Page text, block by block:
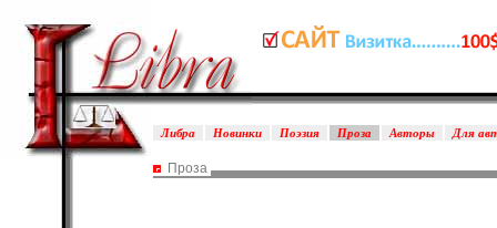
Либра Новинки Поэзия Проза Авторы Для
Проза